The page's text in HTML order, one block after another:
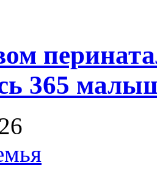
365